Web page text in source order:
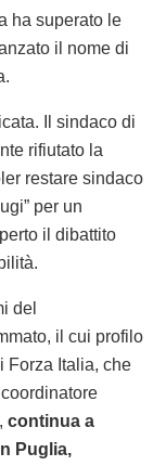
ha superato le
il nome di
Il sindaco di
rifiutato la
restare sindaco
per un
il dibattito
del
il cui profilo
Forza Italia, che
continua a
Puglia,